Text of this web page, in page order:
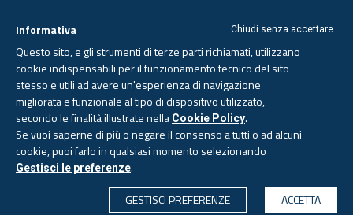
CERCA
Lunedì, 10 agosto 2026 - Aggiornato alle 6.00
Chiudi senza accettare
Informativa
Questo sito, e gli strumenti di terze parti richiamati, utilizzano
cookie indispensabili per il funzionamento tecnico del sito
stesso e utili ad avere un'esperienza di navigazione
migliorata e funzionale al tipo di dispositivo utilizzato,
secondo le finalità illustrate nella Cookie Policy.
Se vuoi saperne di più o negare il consenso a tutti o ad alcuni
cookie, puoi farlo in qualsiasi momento selezionando
Gestisci le preferenze.
GESTISCI PREFERENZE
ACCETTA